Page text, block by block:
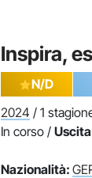
Inspira,
N/D
2024 / 1
In corso /
Nazionalità: